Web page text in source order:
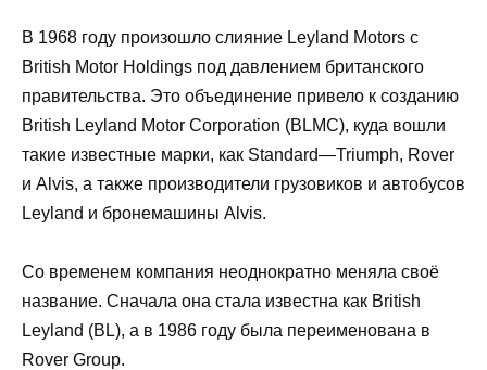
В 1968 году произошло слияние Leyland Motors с
British Motor Holdings под давлением британского
правительства. Это объединение привело к созданию
British Leyland Motor Corporation (BLMC), куда вошли
такие известные марки, как Standard—Triumph, Rover
и Alvis, а также производители грузовиков и автобусов
Leyland и бронемашины Alvis.
Со временем компания неоднократно меняла своё
название. Сначала она стала известна как British
Leyland (BL), а в 1986 году была переименована в
Rover Group.